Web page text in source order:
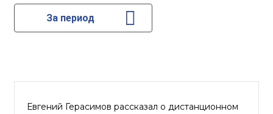
За период
Евгений Герасимов рассказал о дистанционном